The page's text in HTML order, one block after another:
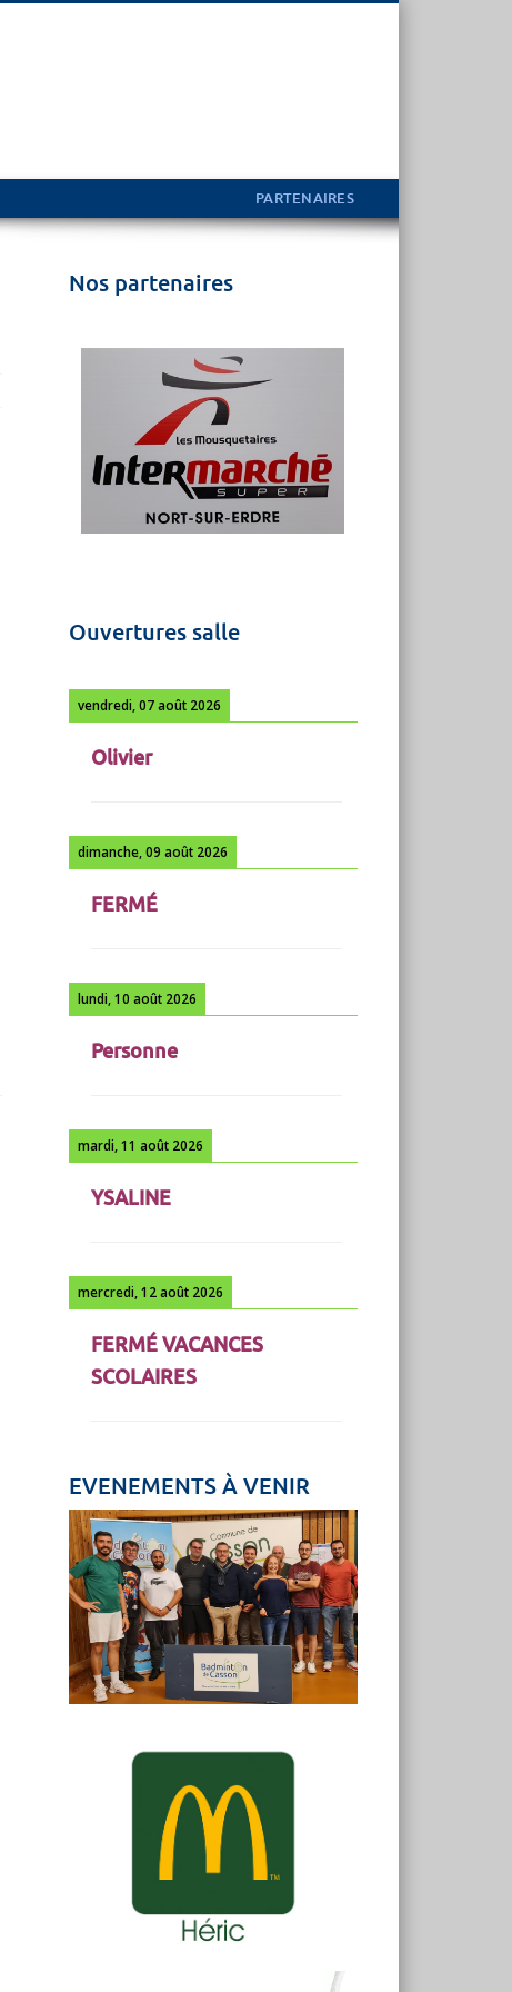
PARTENAIRES
Nos partenaires
Ouvertures salle
vendredi, 07 août 2026
Olivier
dimanche, 09 août 2026
FERMÉ
lundi, 10 août 2026
Personne
mardi, 11 août 2026
YSALINE
mercredi, 12 août 2026
FERMÉ VACANCES
SCOLAIRES
EVENEMENTS À VENIR